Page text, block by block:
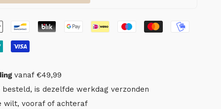
vanaf €49,99
besteld, is dezelfde werkdag verzonden
wilt, vooraf of achteraf